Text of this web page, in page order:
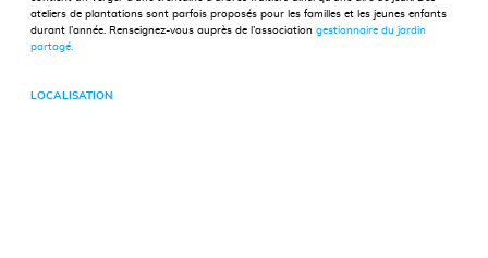
ateliers de plantations sont parfois proposés pour les familles et les jeunes enfants
durant l’année. Renseignez-vous auprès de l’associationgestionnaire du jardin
partagé.
LOCALISATION